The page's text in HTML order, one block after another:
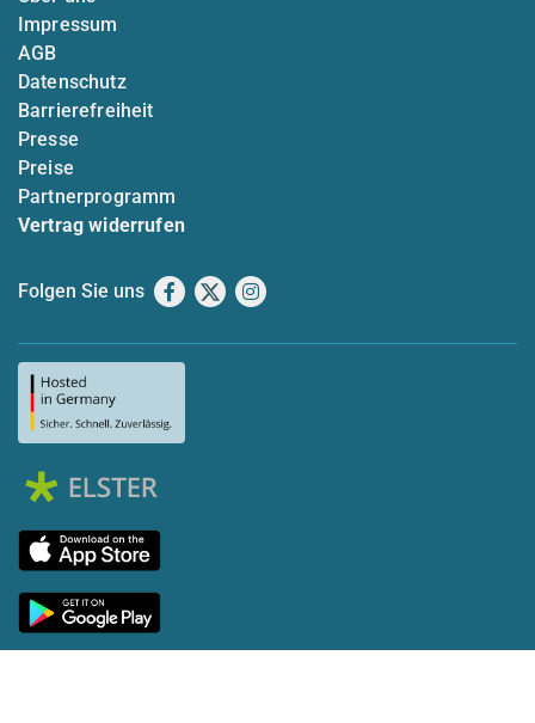
Impressum
AGB
Datenschutz
Barrierefreiheit
Presse
Preise
Partnerprogramm
Vertrag widerrufen
Folgen Sie uns Facebook
X Instagram